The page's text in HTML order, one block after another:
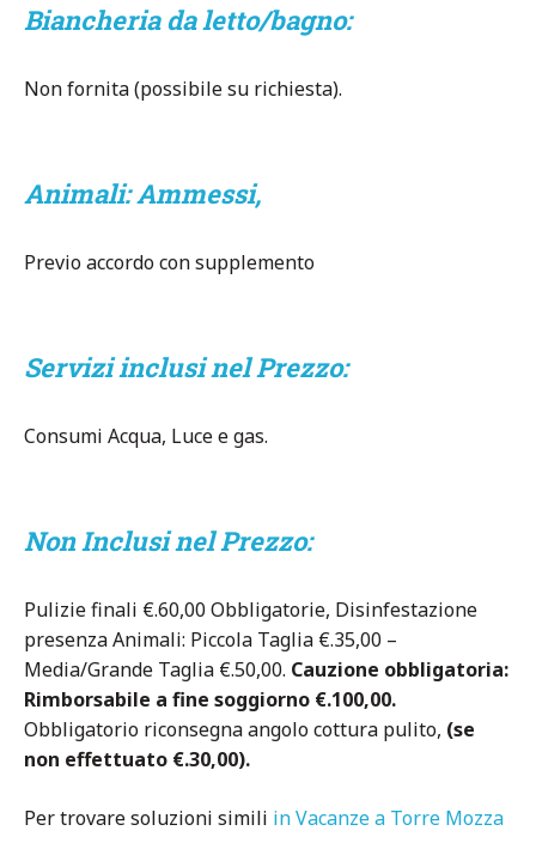
Biancheria da letto/bagno:
Non fornita (possibile su richiesta).
Animali:Ammessi,
Previo accordo con supplemento
Servizi inclusi nel Prezzo:
Consumi Acqua, Luce e gas.
Non Inclusi nel Prezzo:
Pulizie finali €.60,00 Obbligatorie, Disinfestazione
presenza Animali: Piccola Taglia €.35,00 –
Media/Grande Taglia €.50,00. Cauzione obbligatoria:
Rimborsabile a fine soggiorno €.100,00.
Obbligatorio riconsegna angolo cottura pulito, (se
non effettuato €.30,00).
Per trovare soluzioni simili in Vacanze a Torre Mozza